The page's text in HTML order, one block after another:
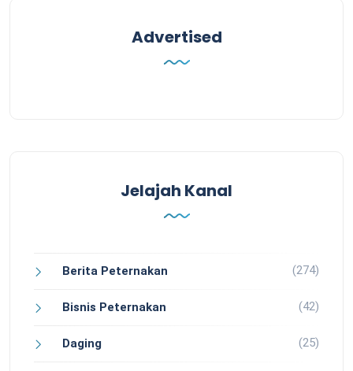
Advertised
Jelajah Kanal
Berita Peternakan (274)
Bisnis Peternakan (42)
Daging (25)